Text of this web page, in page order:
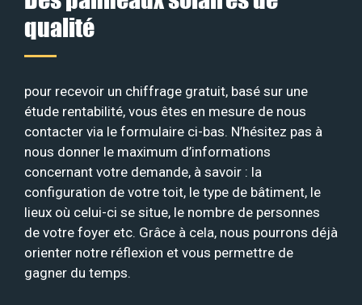
qualité
pour recevoir un chiffrage gratuit, basé sur une
étude rentabilité, vous êtes en mesure de nous
contacter via le formulaire ci-bas. N’hésitez pas à
nous donner le maximum d’informations
concernant votre demande, à savoir : la
configuration de votre toit, le type de bâtiment, le
lieux où celui-ci se situe, le nombre de personnes
de votre foyer etc. Grâce à cela, nous pourrons déjà
orienter notre réflexion et vous permettre de
gagner du temps.